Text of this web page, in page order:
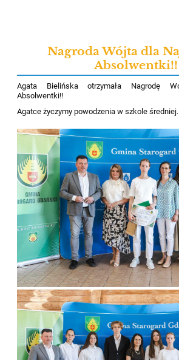
Nagroda Wójta dla
Absolwentki!!
Agata Bielińska otrzymała Nagrodę
Absolwentki!!
Agatce życzymy powodzenia w szkole średniej.